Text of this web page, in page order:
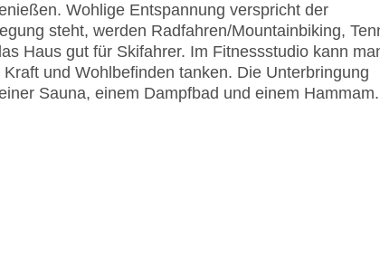
Wohlige Entspannung verspricht der
steht, werden Radfahren/Mountainbiking,
Haus gut für Skifahrer. Im Fitnessstudio kann
und Wohlbefinden tanken. Die Unterbringung
Sauna, einem Dampfbad und einem Hammam.